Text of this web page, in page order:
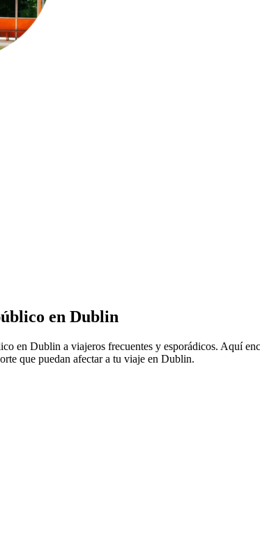
en Dublin
en Dublin a viajeros frecuentes y esporádicos. Aquí
que puedan afectar a tu viaje en Dublin.